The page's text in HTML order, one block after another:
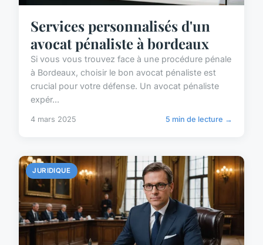
Services personnalisés d'un
avocat pénaliste à bordeaux
Si vous vous trouvez face à une procédure pénale
à Bordeaux, choisir le bon avocat pénaliste est
crucial pour votre défense. Un avocat pénaliste
expér...
4 mars 2025 5 min de lecture →
JURIDIQUE